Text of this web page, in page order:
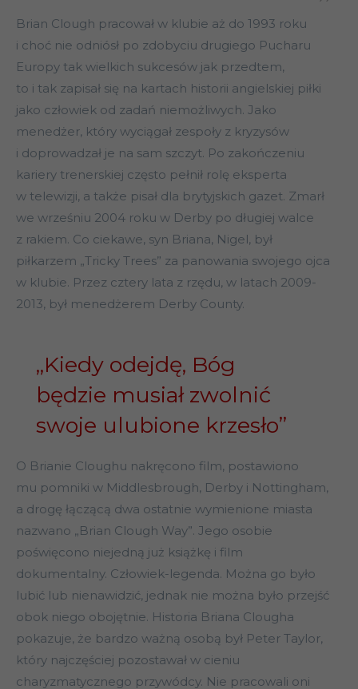
Brian Clough pracował w klubie aż do 1993 roku
i choć nie odniósł po zdobyciu drugiego Pucharu
Europy tak wielkich sukcesów jak przedtem,
to i tak zapisał się na kartach historii angielskiej piłki
jako człowiek od zadań niemożliwych. Jako
menedżer, który wyciągał zespoły z kryzysów
i doprowadzał je na sam szczyt. Po zakończeniu
kariery trenerskiej często pełnił rolę eksperta
w telewizji, a także pisał dla brytyjskich gazet. Zmarł
we wrześniu 2004 roku w Derby po długiej walce
z rakiem. Co ciekawe, syn Briana, Nigel, był
piłkarzem „Tricky Trees” za panowania swojego ojca
w klubie. Przez cztery lata z rzędu, w latach 2009-
2013, był menedżerem Derby County.
„Kiedy odejdę, Bóg
będzie musiał zwolnić
swoje ulubione krzesło”
O Brianie Cloughu nakręcono film, postawiono
mu pomniki w Middlesbrough, Derby i Nottingham,
a drogę łączącą dwa ostatnie wymienione miasta
nazwano „Brian Clough Way”. Jego osobie
poświęcono niejedną już książkę i film
dokumentalny. Człowiek-legenda. Można go było
lubić lub nienawidzić, jednak nie można było przejść
obok niego obojętnie. Historia Briana Clougha
pokazuje, że bardzo ważną osobą był Peter Taylor,
który najczęściej pozostawał w cieniu
charyzmatycznego przywódcy. Nie pracowali oni